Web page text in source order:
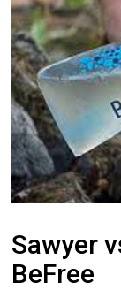
Sawyer
BeFree